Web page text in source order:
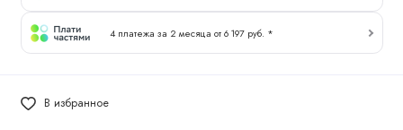
4 платежа за 2 месяца от 6 197 руб. *
В избранное